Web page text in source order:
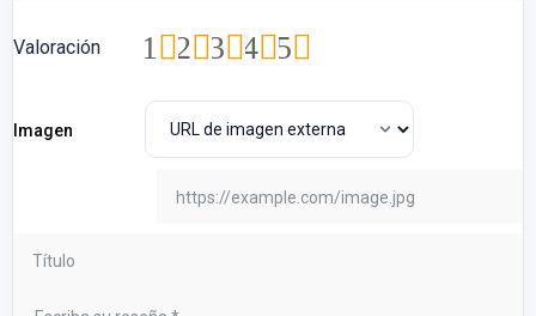
Valoración 5
4
3
2
1
Imagen